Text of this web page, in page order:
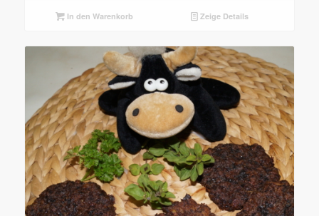
In den Warenkorb Zeige Details